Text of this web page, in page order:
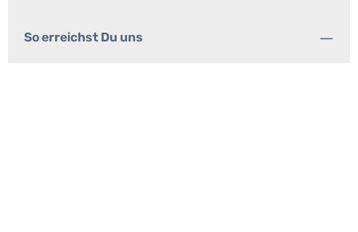
So erreichst Du uns